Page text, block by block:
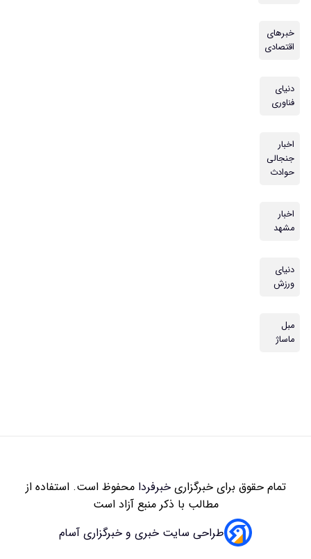
خبرهای
اقتصادی
دنیای
فناوری
اخبار
جنجالی
حوادث
اخبار
مشهد
دنیای
ورزش
مبل
ماساژ
تمام حقوق برای خبرگزاریخبرفردامحفوظ است. استفاده از
مطالب با ذکر منبع آزاد است
طراحی سایت خبری و خبرگزاری آسام